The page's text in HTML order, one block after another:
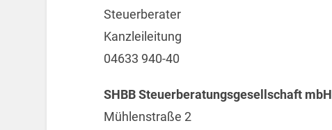
Steuerberater
Kanzleileitung
04633 940-40
SHBB Steuerberatungsgesellschaft mbH
Mühlenstraße 2